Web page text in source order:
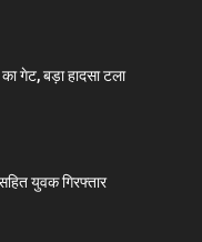
गेट, बड़ा हादसा टला
युवक गिरफ्तार